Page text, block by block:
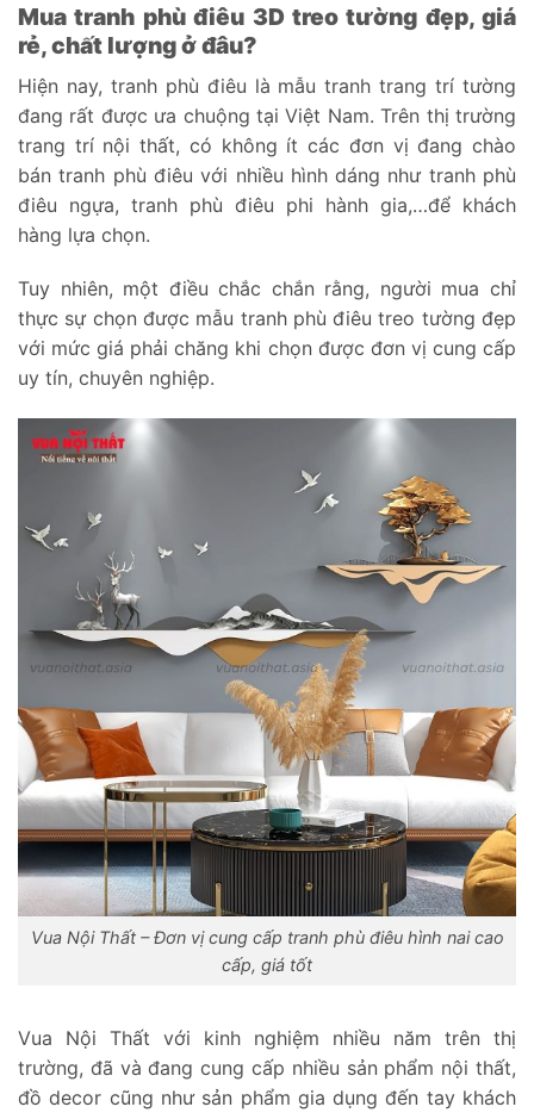
Mua tranh phù điêu 3D treo tường đẹp, giá
rẻ, chất lượng ở đâu?
Hiện nay, tranh phù điêu là mẫu tranh trang trí tường
đang rất được ưa chuộng tại Việt Nam. Trên thị trường
trang trí nội thất, có không ít các đơn vị đang chào
bán tranh phù điêu với nhiều hình dáng như tranh phù
điêu ngựa, tranh phù điêu phi hành gia,…để khách
hàng lựa chọn.
Tuy nhiên, một điều chắc chắn rằng, người mua chỉ
thực sự chọn được mẫu tranh phù điêu treo tường đẹp
với mức giá phải chăng khi chọn được đơn vị cung cấp
uy tín, chuyên nghiệp.
Vua Nội Thất – Đơn vị cung cấp tranh phù điêu hình nai cao
cấp, giá tốt
Vua Nội Thất với kinh nghiệm nhiều năm trên thị
trường, đã và đang cung cấp nhiều sản phẩm nội thất,
đồ decor cũng như sản phẩm gia dụng đến tay khách